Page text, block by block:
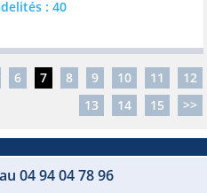
: 40
6 7 8 9 10 11
12
13
14 15 >>
04 94 04 78 96